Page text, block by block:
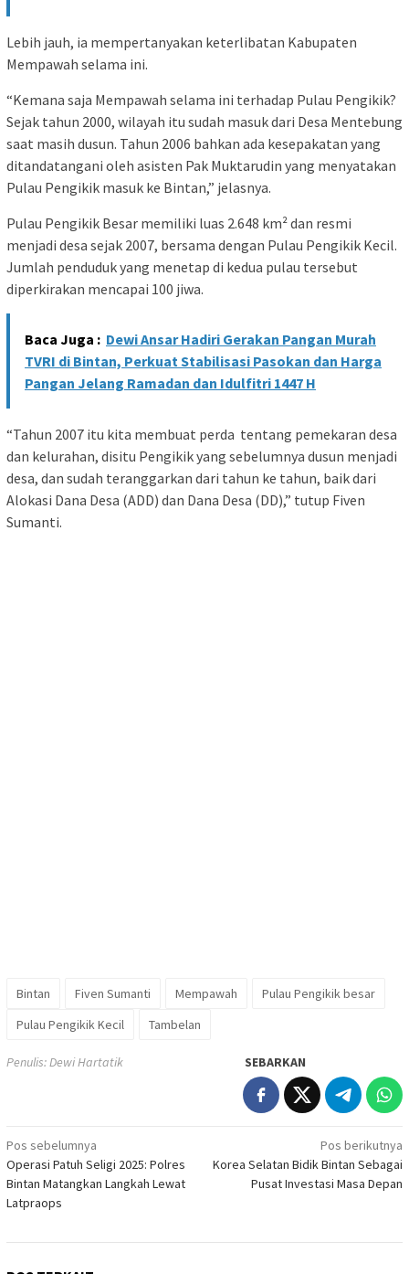
Lebih jauh, ia mempertanyakan keterlibatan Kabupaten
Mempawah selama ini.
“Kemana saja Mempawah selama ini terhadap Pulau Pengikik?
Sejak tahun 2000, wilayah itu sudah masuk dari Desa Mentebung
saat masih dusun. Tahun 2006 bahkan ada kesepakatan yang
ditandatangani oleh asisten Pak Muktarudin yang menyatakan
Pulau Pengikik masuk ke Bintan,” jelasnya.
Pulau Pengikik Besar memiliki luas 2.648 km² dan resmi
menjadi desa sejak 2007, bersama dengan Pulau Pengikik Kecil.
Jumlah penduduk yang menetap di kedua pulau tersebut
diperkirakan mencapai 100 jiwa.
Baca Juga : Dewi Ansar Hadiri Gerakan Pangan Murah
TVRI di Bintan, Perkuat Stabilisasi Pasokan dan Harga
Pangan Jelang Ramadan dan Idulfitri 1447 H
“Tahun 2007 itu kita membuat perda tentang pemekaran desa
dan kelurahan, disitu Pengikik yang sebelumnya dusun menjadi
desa, dan sudah teranggarkan dari tahun ke tahun, baik dari
Alokasi Dana Desa (ADD) dan Dana Desa (DD),” tutup Fiven
Sumanti.
Bintan Fiven Sumanti Mempawah
Pulau Pengikik besar
Pulau Pengikik Kecil
Tambelan
Penulis: Dewi Hartatik SEBARKAN
Navigasi
pos
Pos sebelumnya
Operasi Patuh Seligi 2025: Polres
Bintan Matangkan Langkah Lewat
Latpraops
Pos berikutnya
Korea Selatan Bidik Bintan Sebagai
Pusat Investasi Masa Depan